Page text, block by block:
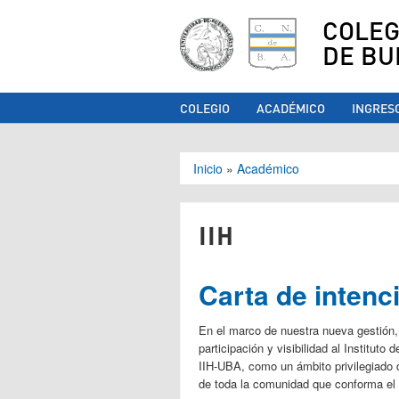
DE
COLEGIO ACADÉMICO
Se encuentra
Inicio » Académico
IIH
Carta de
En el marco de nuestra nueva
participación y visibilidad al Instituto
IIH-UBA, como un ámbito
de toda la comunidad que conforma